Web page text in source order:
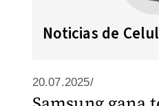
Noticias de
20.07.2025/